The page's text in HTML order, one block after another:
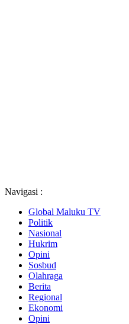
Navigasi :
Global Maluku TV
Politik
Nasional
Hukrim
Opini
Sosbud
Olahraga
Berita
Regional
Ekonomi
Opini